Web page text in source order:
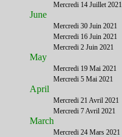
Mercredi 14 Juillet 2021
June
Mercredi 30 Juin 2021
Mercredi 16 Juin 2021
Mercredi 2 Juin 2021
May
Mercredi 19 Mai 2021
Mercredi 5 Mai 2021
April
Mercredi 21 Avril 2021
Mercredi 7 Avril 2021
March
Mercredi 24 Mars 2021